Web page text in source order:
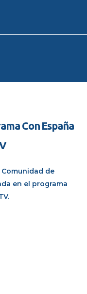
Con España
de
en el programa